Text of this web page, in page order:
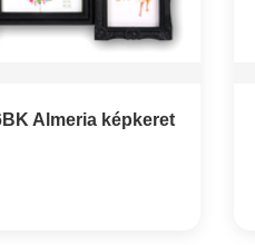
Almeria képkeret